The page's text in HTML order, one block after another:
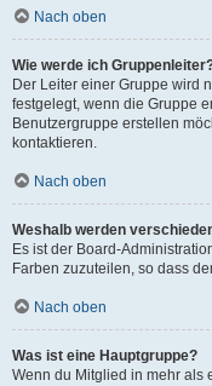
Nach oben
Wie werde ich
Der Leiter einer Gruppe wird
festgelegt, wenn die Gruppe
Benutzergruppe erstellen
kontaktieren.
Nach oben
Weshalb werden
Es ist der Board-
Farben zuzuteilen, so dass
Nach oben
Was ist eine Hauptgruppe?
Wenn du Mitglied in mehr als